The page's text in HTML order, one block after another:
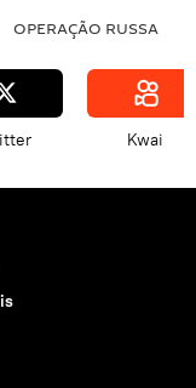
OPERAÇÃO RUSSA
Kwai